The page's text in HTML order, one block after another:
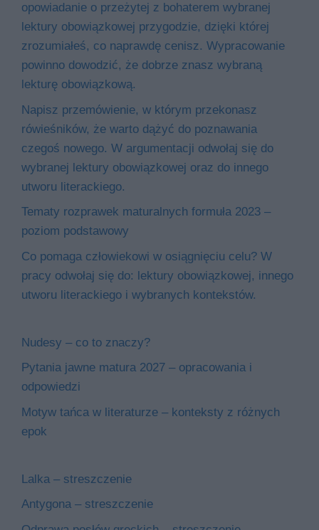
opowiadanie o przeżytej z bohaterem wybranej
lektury obowiązkowej przygodzie, dzięki której
zrozumiałeś, co naprawdę cenisz. Wypracowanie
powinno dowodzić, że dobrze znasz wybraną
lekturę obowiązkową.
Napisz przemówienie, w którym przekonasz
rówieśników, że warto dążyć do poznawania
czegoś nowego. W argumentacji odwołaj się do
wybranej lektury obowiązkowej oraz do innego
utworu literackiego.
Tematy rozprawek maturalnych formuła 2023 –
poziom podstawowy
Co pomaga człowiekowi w osiągnięciu celu? W
pracy odwołaj się do: lektury obowiązkowej, innego
utworu literackiego i wybranych kontekstów.
Nudesy – co to znaczy?
Pytania jawne matura 2027 – opracowania i
odpowiedzi
Motyw tańca w literaturze – konteksty z różnych
epok
Lalka – streszczenie
Antygona – streszczenie